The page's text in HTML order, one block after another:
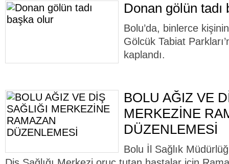
Donan gölün tadı
Bolu’da, binlerce
Gölcük Tabiat
kaplandı.
BOLU AĞIZ VE
MERKEZİNE
DÜZENLEMESİ
Bolu İl Sağlık